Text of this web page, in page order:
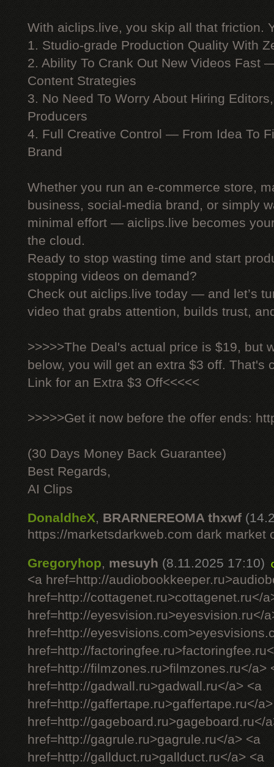
With aiclips.live, you skip all that friction.
1. Studio-grade Production Quality With
2. Ability To Crank Out New Videos Fast
Content Strategies
3. No Need To Worry About Hiring
Producers
4. Full Creative Control — From Idea To
Brand
Whether you run an e-commerce store,
business, social-media brand, or simply
minimal effort — aiclips.live becomes
the cloud.
Ready to stop wasting time and start
stopping videos on demand?
Check out aiclips.live today — and let’s
video that grabs attention, builds trust,
>>>>>The Deal's actual price is $19, but
below, you will get an extra $3 off. That's
Link for an Extra $3 Off<<<<<
>>>>>Get it now before the offer ends:
(30 Days Money Back Guarantee)
Best Regards,
AI Clips
DonaldheX, BRARNEREOMA thxwf
https://marketsdarkweb.com dark market
Gregoryhop, mesuyh (8.11.2025 17:10)
<a href=http://
href=http://cottagenet.ru>cottagenet.ru</
href=http://eyesvision.ru>eyesvision.ru</
href=http://
href=http://
href=http://filmzones.ru>filmzones.ru</a>
href=http://gadwall.ru>gadwall.ru</a> <a
href=http://gaffertape.ru>gaffertape.ru</
href=http://gageboard.ru>gageboard.ru</
href=http://gagrule.ru>gagrule.ru</a> <a
href=http://gallduct.ru>gallduct.ru</a> <a